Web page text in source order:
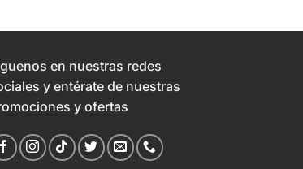
en nuestras redes
y entérate de nuestras
y ofertas